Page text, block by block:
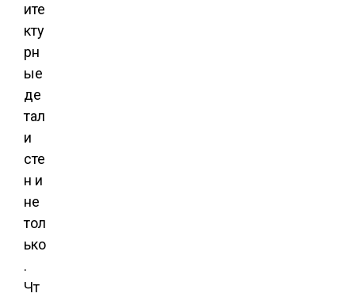
ите
кту
рн
ые
де
тал
и
сте
н и
не
тол
ько
.
Чт